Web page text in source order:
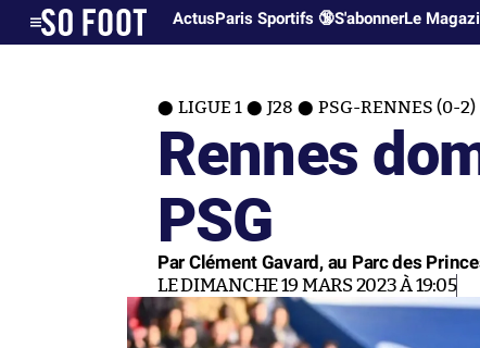
ActusParis Sportifs 🔞S'abonnerLe
LIGUE 1 J28 PSG-RENNES (0-2)
Rennes
PSG
Par Clément Gavard, au Parc des
LE DIMANCHE 19 MARS 2023 À 19:05